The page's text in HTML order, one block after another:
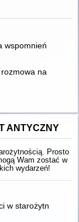
wspomnień =
na telefon
ANTYCZNY
Prosto
Wam zostać w
wydarzeń!
w starożytnej